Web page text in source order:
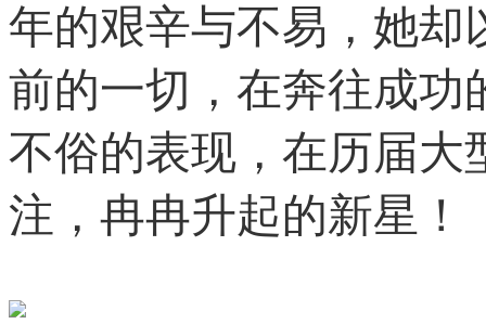
年的艰辛与不易，她却
前的一切，在奔往成功
不俗的表现，在历届大
注，冉冉升起的新星！